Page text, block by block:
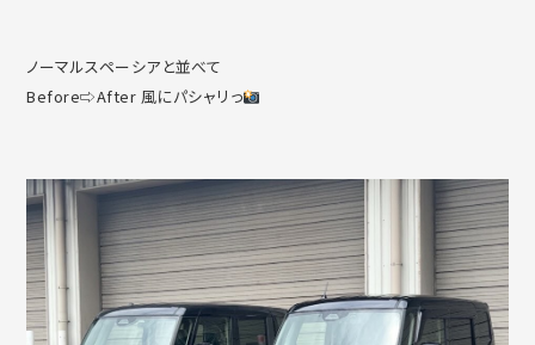
ノーマルスペーシアと並べて
Before⇨After 風にパシャリっ